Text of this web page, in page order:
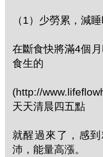
（1）少勞累，減
在斷食快將滿4個
食生的
(http://
天天清晨四五點
就醒過來了，感
沛，能量高漲。